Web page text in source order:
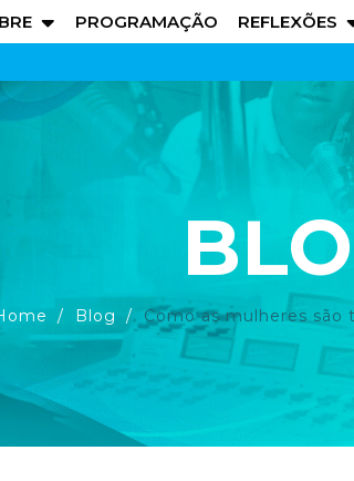
PROGRAMAÇÃO REFLEXÕES
Blog Como as mulheres são